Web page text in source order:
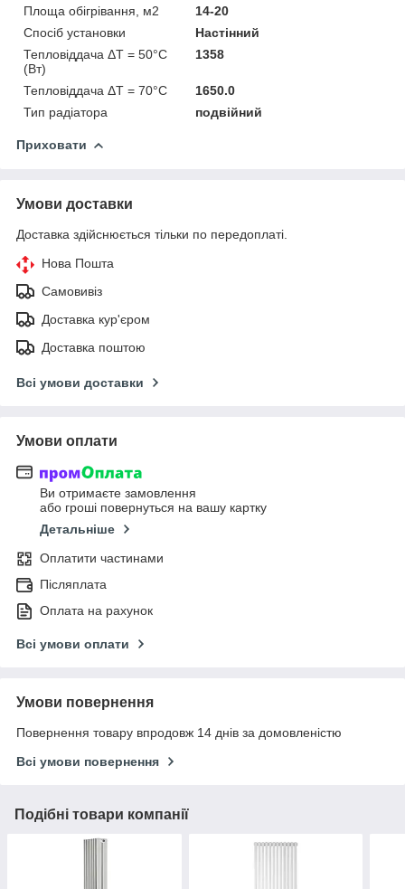
Площа обігрівання, м2
14-20
Спосіб установки
Настінний
Тепловіддача ΔT = 50°C
(Вт)
1358
Тепловіддача ΔT = 70°C
1650.0
Тип радіатора
подвійний
Приховати
Умови доставки
Доставка здійснюється тільки по передоплаті.
Нова Пошта
Самовивіз
Доставка кур'єром
Доставка поштою
Всі умови доставки
Умови оплати
Ви отримаєте замовлення
або гроші повернуться на вашу картку
Детальніше
Оплатити частинами
Післяплата
Оплата на рахунок
Всі умови оплати
Умови повернення
Повернення товару впродовж 14 днів за домовленістю
Всі умови повернення
Подібні товари компанії